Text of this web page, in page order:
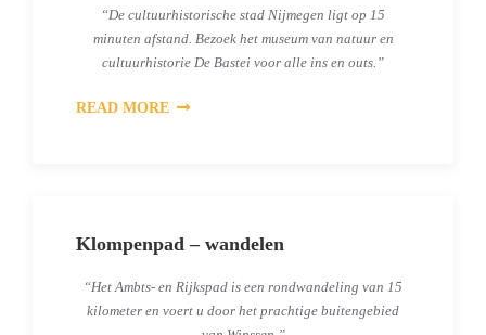
“De cultuurhistorische stad Nijmegen ligt op 15
minuten afstand. Bezoek het museum van natuur en
cultuurhistorie De Bastei voor alle ins en outs.”
READ MORE
Klompenpad – wandelen
“Het Ambts- en Rijkspad is een rondwandeling van 15
kilometer en voert u door het prachtige buitengebied